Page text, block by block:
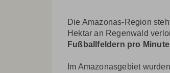
Die Amazonas-Region
Hektar an Regenwald
Fußballfeldern pro Minute
Im Amazonasgebiet